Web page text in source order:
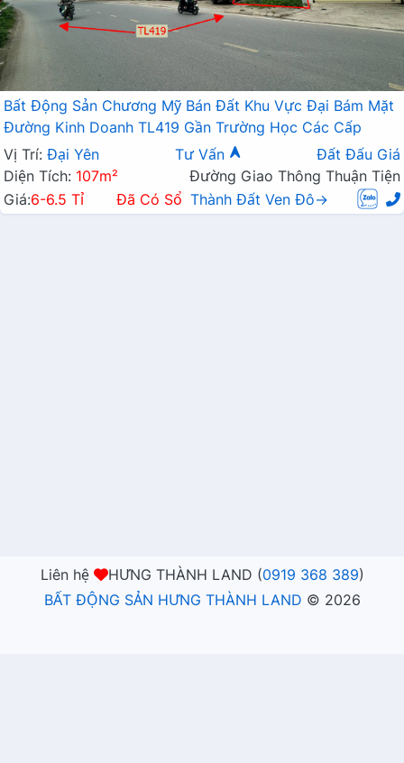
Bất Động Sản Chương Mỹ Bán Đất Khu Vực Đại Bám Mặt
Đường Kinh Doanh TL419 Gần Trường Học Các Cấp
Vị Trí: Đại Yên Tư Vấn
Đất Đấu Giá
Diện Tích: 107m²
Đường Giao Thông Thuận Tiện
Giá:6-6.5 Tỉ Đã Có Sổ Thành Đất Ven Đô→
Liên hệ HƯNG THÀNH LAND (0919 368 389)
BẤT ĐỘNG SẢN HƯNG THÀNH LAND © 2026